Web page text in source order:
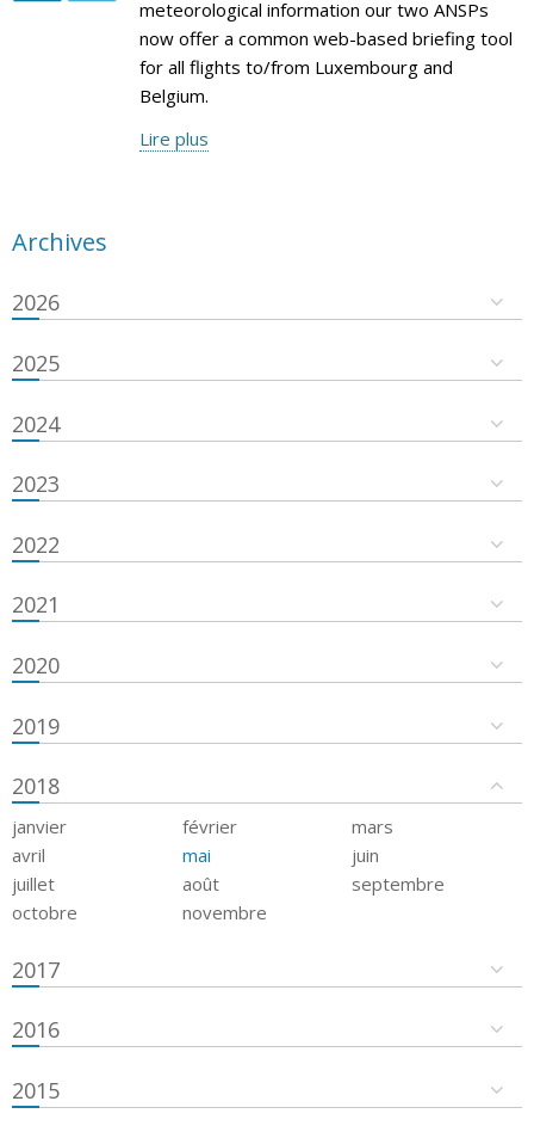
meteorological information our two ANSPs
now offer a common web-based briefing tool
for all flights to/from Luxembourg and
Belgium.
Lire plus
Archives
2026
2025
2024
2023
2022
2021
2020
2019
2018
janvier février
mars
avril
mai
juin
juillet
août
septembre
octobre
novembre
2017
2016
2015